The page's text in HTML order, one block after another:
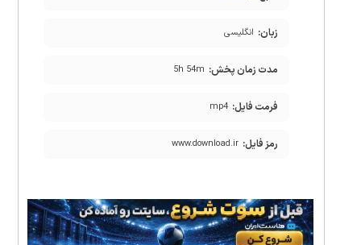
زبان: انگلیسی
مدت زمان پخش: 5h 54m
فرمت فایل: mp4
رمز فایل: www.download.ir